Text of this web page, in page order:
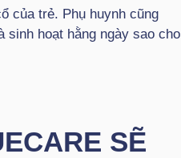
của trẻ. Phụ huynh cũng
hoạt hằng ngày sao cho
SẼ